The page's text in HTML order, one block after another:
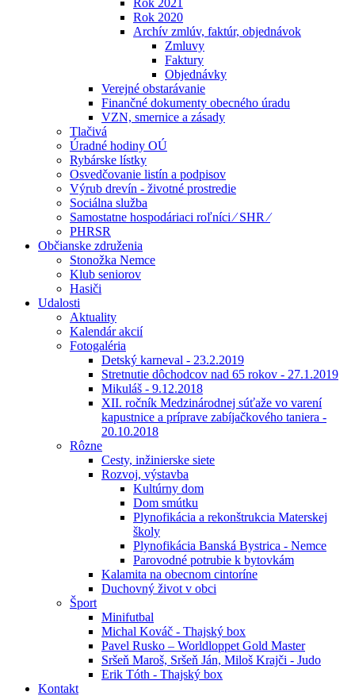
Rok 2021
Rok 2020
Archív zmlúv, faktúr, objednávok
Zmluvy
Faktury
Objednávky
Verejné obstarávanie
Finančné dokumenty obecného úradu
VZN, smernice a zásady
Tlačivá
Úradné hodiny OÚ
Rybárske lístky
Osvedčovanie listín a podpisov
Výrub drevín - životné prostredie
Sociálna služba
Samostatne hospodáriaci roľníci ⁄ SHR ⁄
PHRSR
Občianske združenia
Stonožka Nemce
Klub seniorov
Hasiči
Udalosti
Aktuality
Kalendár akcií
Fotogaléria
Detský karneval - 23.2.2019
Stretnutie dôchodcov nad 65 rokov - 27.1.2019
Mikuláš - 9.12.2018
XII. ročník Medzinárodnej súťaže vo varení
kapustnice a príprave zabíjačkového taniera -
20.10.2018
Rôzne
Cesty, inžinierske siete
Rozvoj, výstavba
Kultúrny dom
Dom smútku
Plynofikácia a rekonštrukcia Materskej
školy
Plynofikácia Banská Bystrica - Nemce
Parovodné potrubie k bytovkám
Kalamita na obecnom cintoríne
Duchovný život v obci
Šport
Minifutbal
Michal Kováč - Thajský box
Pavel Rusko – Worldloppet Gold Master
Sršeň Maroš, Sršeň Ján, Miloš Krajči - Judo
Erik Tóth - Thajský box
Kontakt